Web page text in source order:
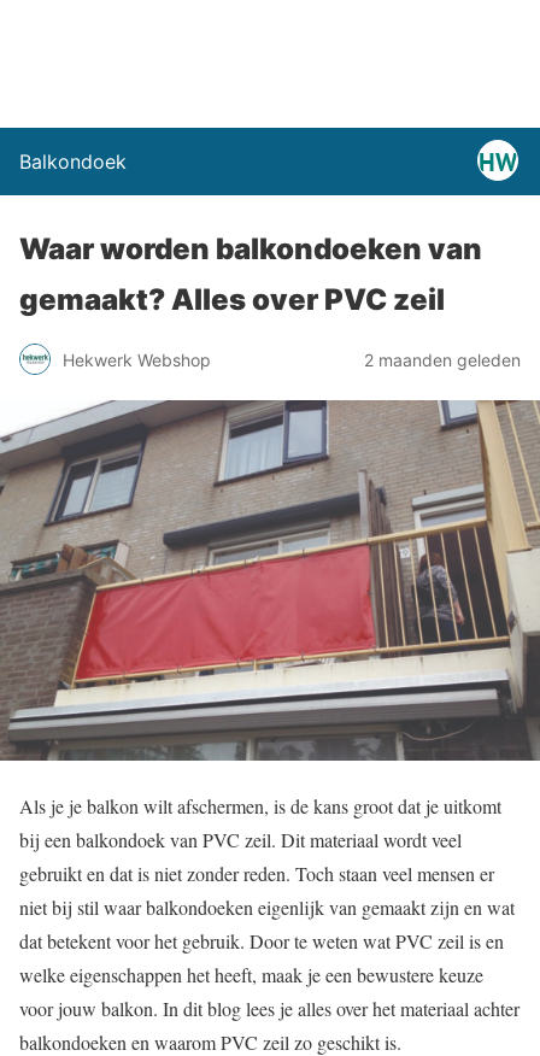
Balkondoek
Waar worden balkondoeken van
gemaakt? Alles over PVC zeil
Hekwerk Webshop 2 maanden geleden
Als je je balkon wilt afschermen, is de kans groot dat je uitkomt
bij een balkondoek van PVC zeil. Dit materiaal wordt veel
gebruikt en dat is niet zonder reden. Toch staan veel mensen er
niet bij stil waar balkondoeken eigenlijk van gemaakt zijn en wat
dat betekent voor het gebruik. Door te weten wat PVC zeil is en
welke eigenschappen het heeft, maak je een bewustere keuze
voor jouw balkon. In dit blog lees je alles over het materiaal achter
balkondoeken en waarom PVC zeil zo geschikt is.